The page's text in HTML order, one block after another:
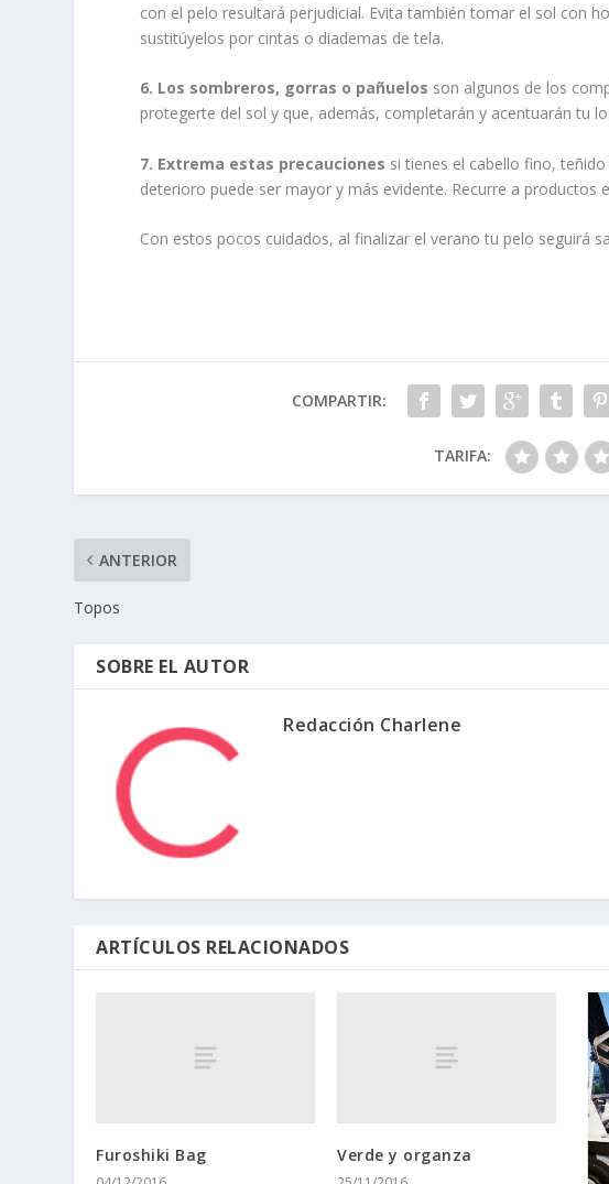
con el pelo resultará perjudicial. Evita también tomar el sol con
sustitúyelos por cintas o diademas de tela.
6. Los sombreros, gorras o pañuelos son algunos de los
protegerte del sol y que, además, completarán y acentuarán tu
7. Extrema estas precauciones si tienes el cabello fino,
deterioro puede ser mayor y más evidente. Recurre a productos
Con estos pocos cuidados, al finalizar el verano tu pelo seguirá
COMPARTIR:
TARIFA:
ANTERIOR
Topos
SOBRE EL AUTOR
Redacción Charlene
ARTÍCULOS RELACIONADOS
Furoshiki Bag Verde y organza